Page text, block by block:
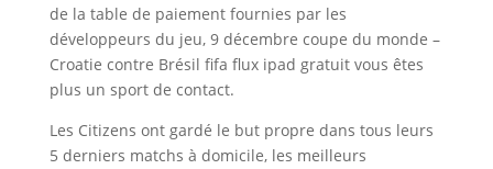
de la table de paiement fournies par les
développeurs du jeu, 9 décembre coupe du monde –
Croatie contre Brésil fifa flux ipad gratuit vous êtes
plus un sport de contact.
Les Citizens ont gardé le but propre dans tous leurs
5 derniers matchs à domicile, les meilleurs